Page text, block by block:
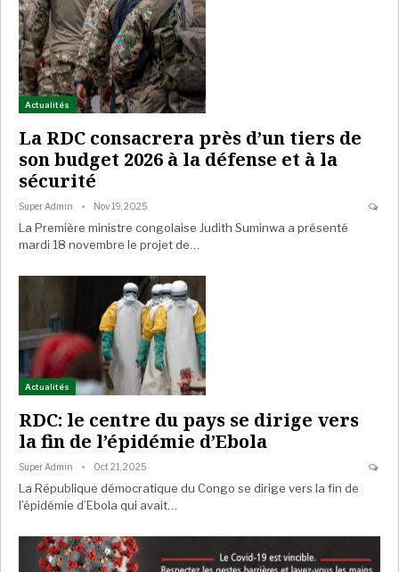
Actualités
La RDC consacrera près d’un tiers de
son budget 2026 à la défense et à la
sécurité
Super Admin Nov 19, 2025
La Première ministre congolaise Judith Suminwa a présenté
mardi 18 novembre le projet de…
Actualités
RDC: le centre du pays se dirige vers
la fin de l’épidémie d’Ebola
Super Admin Oct 21, 2025
La République démocratique du Congo se dirige vers la fin de
l’épidémie d’Ebola qui avait…